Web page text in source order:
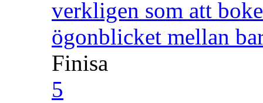
verkligen som att
ögonblicket mellan
Finisa
5